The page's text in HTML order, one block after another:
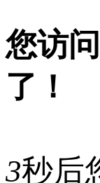
您访
了！
3秒后